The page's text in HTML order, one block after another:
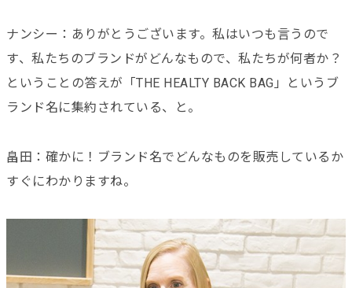
ナンシー：ありがとうございます。私はいつも言うので
す、私たちのブランドがどんなもので、私たちが何者か？
ということの答えが「THE HEALTY BACK BAG」というブ
ランド名に集約されている、と。
畠田：確かに！ブランド名でどんなものを販売しているか
すぐにわかりますね。